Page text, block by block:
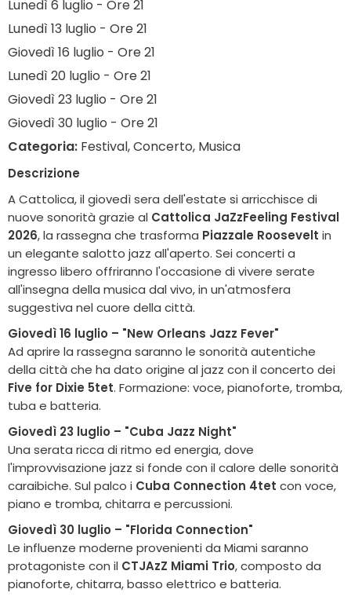
Lunedì 6 luglio - Ore 21
Lunedì 13 luglio - Ore 21
Giovedì 16 luglio - Ore 21
Lunedì 20 luglio - Ore 21
Giovedì 23 luglio - Ore 21
Giovedì 30 luglio - Ore 21
Categoria: Festival, Concerto, Musica
Descrizione
A Cattolica, il giovedì sera dell'estate si arricchisce di
nuove sonorità grazie al Cattolica JaZzFeeling Festival
2026, la rassegna che trasforma Piazzale Roosevelt in
un elegante salotto jazz all'aperto. Sei concerti a
ingresso libero offriranno l'occasione di vivere serate
all'insegna della musica dal vivo, in un'atmosfera
suggestiva nel cuore della città.
Giovedì 16 luglio – "New Orleans Jazz Fever"
Ad aprire la rassegna saranno le sonorità autentiche
della città che ha dato origine al jazz con il concerto dei
Five for Dixie 5tet. Formazione: voce, pianoforte, tromba,
tuba e batteria.
Giovedì 23 luglio – "Cuba Jazz Night"
Una serata ricca di ritmo ed energia, dove
l'improvvisazione jazz si fonde con il calore delle sonorità
caraibiche. Sul palco i Cuba Connection 4tet con voce,
piano e tromba, chitarra e percussioni.
Giovedì 30 luglio – "Florida Connection"
Le influenze moderne provenienti da Miami saranno
protagoniste con il CTJAzZ Miami Trio, composto da
pianoforte, chitarra, basso elettrico e batteria.